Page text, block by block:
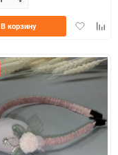
Добавить
В корзину